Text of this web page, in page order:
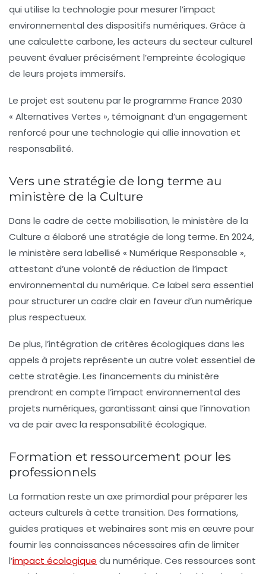
qui utilise la technologie pour mesurer l’impact
environnemental des dispositifs numériques. Grâce à
une calculette carbone, les acteurs du secteur culturel
peuvent évaluer précisément l’empreinte écologique
de leurs projets immersifs.
Le projet est soutenu par le programme France 2030
« Alternatives Vertes », témoignant d’un engagement
renforcé pour une technologie qui allie innovation et
responsabilité.
Vers une stratégie de long terme au
ministère de la Culture
Dans le cadre de cette mobilisation, le ministère de la
Culture a élaboré une stratégie de long terme. En 2024,
le ministère sera labellisé « Numérique Responsable »,
attestant d’une volonté de réduction de l’impact
environnemental du numérique. Ce label sera essentiel
pour structurer un cadre clair en faveur d’un numérique
plus respectueux.
De plus, l’intégration de critères écologiques dans les
appels à projets représente un autre volet essentiel de
cette stratégie. Les financements du ministère
prendront en compte l’impact environnemental des
projets numériques, garantissant ainsi que l’innovation
va de pair avec la responsabilité écologique.
Formation et ressourcement pour les
professionnels
La formation reste un axe primordial pour préparer les
acteurs culturels à cette transition. Des formations,
guides pratiques et webinaires sont mis en œuvre pour
fournir les connaissances nécessaires afin de limiter
l’impact écologique du numérique. Ces ressources sont